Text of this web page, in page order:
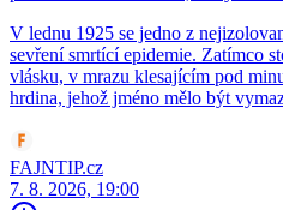
V lednu 1925 se jedno z
sevření smrtící epidemie. Zatímco
vlásku, v mrazu klesajícím pod
hrdina, jehož jméno mělo být
FAJNTIP.cz
7. 8. 2026, 19:00